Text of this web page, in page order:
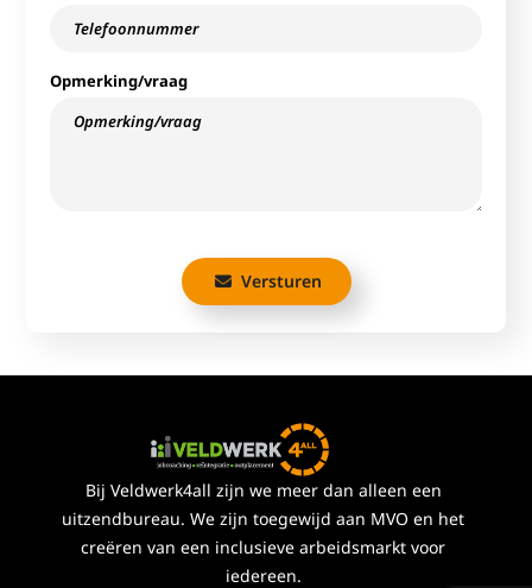
Opmerking/vraag
Versturen
Bij Veldwerk4all zijn we meer dan alleen een
uitzendbureau. We zijn toegewijd aan MVO en het
creëren van een inclusieve arbeidsmarkt voor
iedereen.